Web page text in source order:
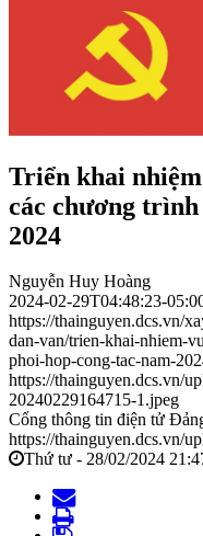
Triển khai
các chương
2024
Nguyễn Huy Hoàng
2024-02-29T04:48:23-
https://thainguyen.dcs.vn/
dan-van/trien-khai-nhiem-
phoi-hop-cong-tac-nam-
https://thainguyen.dcs.vn/
20240229164715-1.jpeg
Cổng thông tin điện tử
https://thainguyen.dcs.vn/
Thứ tư - 28/02/2024